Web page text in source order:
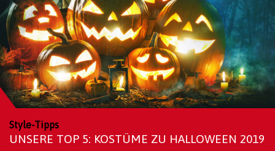
Style-Tipps
UNSERE TOP 5: KOSTÜME ZU HALLOWEEN 2019